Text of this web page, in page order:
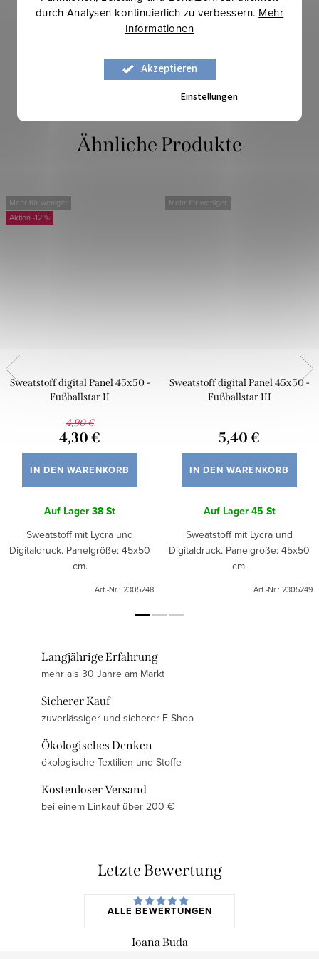
durch Analysen kontinuierlich zu verbessern. Mehr
Informationen
Akzeptieren
Einstellungen
IN DEN WARENKORB
Art.-Nr.:
Mehr für weniger
-12 %
Sweatstoff digital Panel 45x50 -
Fußballstar II
4,90 €
4,30 €
IN DEN WARENKORB
Auf Lager 38 St
Sweatstoff mit Lycra und
Digitaldruck. Panelgröße: 45x50
cm.
Art.-Nr.: 2305248
Mehr für weniger
Sweatstoff digital Panel 45x50 -
Fußballstar III
5,40 €
IN DEN WARENKORB
Auf Lager 45 St
Sweatstoff mit Lycra und
Digitaldruck. Panelgröße: 45x50
cm.
Art.-Nr.: 2305249
Langjährige Erfahrung
mehr als 30 Jahre am Markt
Sicherer Kauf
zuverlässiger und sicherer E-Shop
Ökologisches Denken
ökologische Textilien und Stoffe
Kostenloser Versand
bei einem Einkauf über 200 €
Letzte Bewertung
ALLE BEWERTUNGEN
Ioana Buda